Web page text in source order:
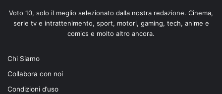
Voto 10, solo il meglio selezionato dalla nostra redazione. Cinema,
serie tv e intrattenimento, sport, motori, gaming, tech, anime e
comics e molto altro ancora.
Chi Siamo
Collabora con noi
Condizioni d’uso